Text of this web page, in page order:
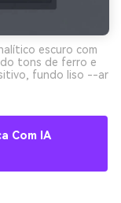
escuro com
tons de ferro e
fundo liso --ar
Com IA